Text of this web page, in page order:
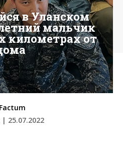
в Уланском
мальчик
километрах от
Factum
| 25.07.2022